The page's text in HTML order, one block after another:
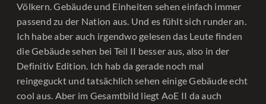
Völkern. Gebäude und Einheiten sehen einfach immer
passend zu der Nation aus. Und es fühlt sich runder an.
Ich habe aber auch irgendwo gelesen das Leute finden
die Gebäude sehen bei Teil II besser aus, also in der
Definitiv Edition. Ich hab da gerade noch mal
reingeguckt und tatsächlich sehen einige Gebäude echt
cool aus. Aber im Gesamtbild liegt AoE II da auch